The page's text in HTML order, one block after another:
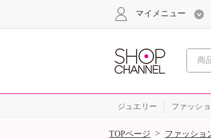
マイメニュー
ジュエリー ファッシ
SALE
TOPページ > ファッショ